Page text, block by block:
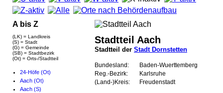
A bis Z
(LK) = Landkreis
(S) = Stadt
(G) = Gemeinde
(SB) = Stadtbezirk
(Ot) = Orts-/Stadtteil
24-Höfe (Ot)
Aach (Ot)
Aach (S)
Stadtteil Aach
Stadtteil der Stadt Dornstetten
Bundesland:
Baden-Wuerttemberg
Reg.-Bezirk:
Karlsruhe
(Land-)Kreis:
Freudenstadt